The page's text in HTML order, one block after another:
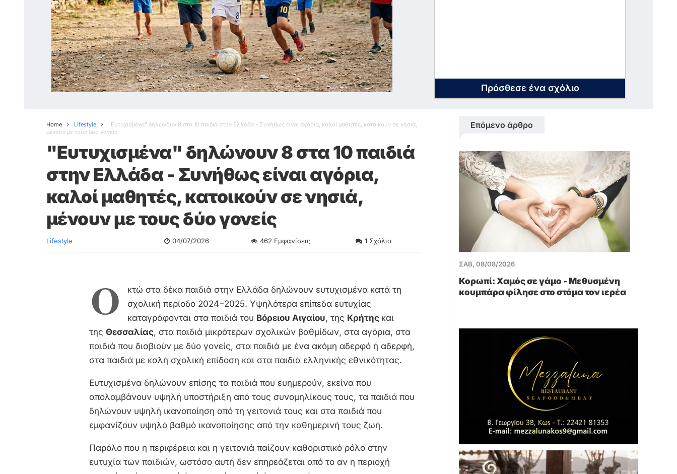
Πρόσθεσε ένα σχόλιο
Home Lifestyle
"Ευτυχισμένα" δηλώνουν 8 στα 10 παιδιά στην Ελλάδα - Συνήθως είναι αγόρια, καλοί μαθητές, κατοικούν σε νησιά,
μένουν με τους δύο γονείς
"Ευτυχισμένα" δηλώνουν 8 στα 10 παιδιά
στην Ελλάδα - Συνήθως είναι αγόρια,
καλοί μαθητές, κατοικούν σε νησιά,
μένουν με τους δύο γονείς
Lifestyle 04/07/2026 462 Εμφανίσεις 1 Σχόλια
Ο
κτώ στα δέκα παιδιά στην Ελλάδα δηλώνουν ευτυχισμένα κατά τη
σχολική περίοδο 2024−2025. Υψηλότερα επίπεδα ευτυχίας
καταγράφονται στα παιδιά του Βόρειου Αιγαίου, της Κρήτης και
της Θεσσαλίας, στα παιδιά μικρότερων σχολικών βαθμίδων, στα αγόρια, στα
παιδιά που διαβιούν με δύο γονείς, στα παιδιά με ένα ακόμη αδερφό ή αδερφή,
στα παιδιά με καλή σχολική επίδοση και στα παιδιά ελληνικής εθνικότητας.
Ευτυχισμένα δηλώνουν επίσης τα παιδιά που ευημερούν, εκείνα που
απολαμβάνουν υψηλή υποστήριξη από τους συνομηλίκους τους, τα παιδιά που
δηλώνουν υψηλή ικανοποίηση από τη γειτονιά τους και στα παιδιά που
εμφανίζουν υψηλό βαθμό ικανοποίησης από την καθημερινή τους ζωή.
Παρόλο που η περιφέρεια και η γειτονιά παίζουν καθοριστικό ρόλο στην
ευτυχία των παιδιών, ωστόσο αυτή δεν επηρεάζεται από το αν η περιοχή
Επόμενο άρθρο
ΣΑΒ, 08/08/2026
Κορωπί: Χαμός σε γάμο - Μεθυσμένη
κουμπάρα φίλησε στο στόμα τον ιερέα